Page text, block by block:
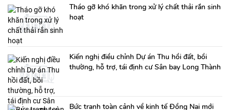
Tháo gỡ khó khăn trong xử lý chất thải rắn sinh
hoạt
Kiến nghị điều chỉnh Dự án Thu hồi đất, bồi
thường, hỗ trợ, tái định cư Sân bay Long Thành
Bức tranh toàn cảnh về kinh tế Đồng Nai mới